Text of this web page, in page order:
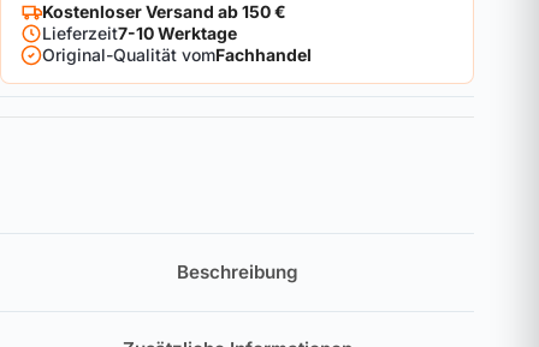
Kostenloser Versand ab 150 €
Lieferzeit7-10 Werktage
Original-Qualität vomFachhandel
Beschreibung